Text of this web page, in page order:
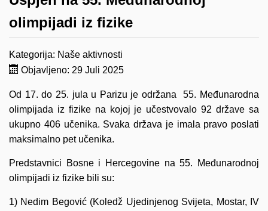
olimpijadi iz fizike
Kategorija: Naše aktivnosti
Objavljeno: 29 Juli 2025
Od 17. do 25. jula u Parizu je održana 55. Međunarodna
olimpijada iz fizike na kojoj je učestvovalo 92 države sa
ukupno 406 učenika. Svaka država je imala pravo poslati
maksimalno pet učenika.
Predstavnici Bosne i Hercegovine na 55. Međunarodnoj
olimpijadi iz fizike bili su:
1) Nedim Begović (Koledž Ujedinjenog Svijeta, Mostar, IV